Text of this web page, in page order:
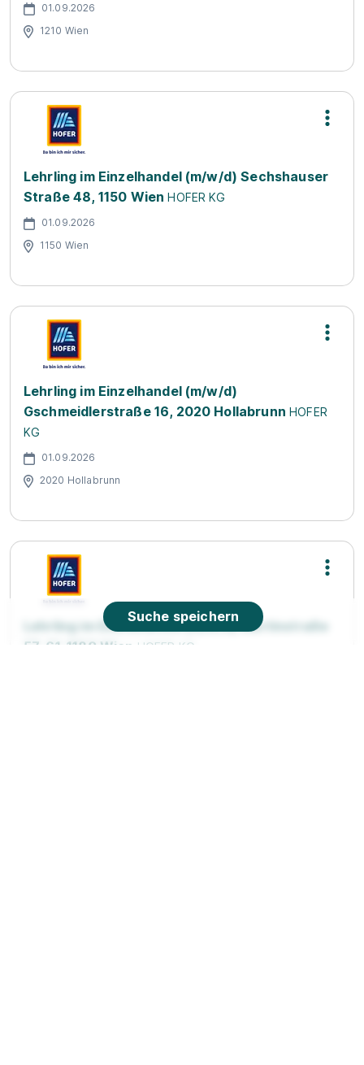
01.09.2026
1210 Wien
Lehrling im Einzelhandel (m/w/d) Sechshauser
Straße 48, 1150 Wien HOFER KG
01.09.2026
1150 Wien
Lehrling im Einzelhandel (m/w/d)
Gschmeidlerstraße 16, 2020 Hollabrunn HOFER
KG
01.09.2026
2020 Hollabrunn
Lehrling im Einzelhandel (m/w/d) Martinstraße
57-61, 1180 Wien HOFER KG
Suche speichern